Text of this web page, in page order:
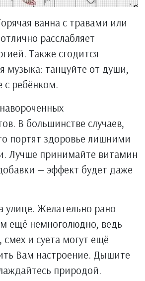
ванна с травами или
расслабляет
Также сгодится
музыка: танцуйте от души,
с ребёнком.
В большинстве случаев,
портят здоровье лишними
Лучше принимайте витамин
— эффект будет даже
улице. Желательно рано
ещё немноголюдно, ведь
смех и суета могут ещё
Вам настроение. Дышите
природой.